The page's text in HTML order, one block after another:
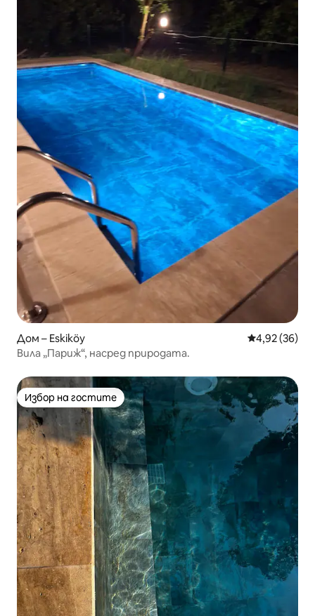
Дом – Eskiköy Средна
4,92 (36)
Вила „Париж“, насред природата.
Избор на гостите
Избор на гостите